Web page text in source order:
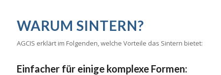
WARUM SINTERN?
AGCIS erklärt im Folgenden, welche Vorteile das Sintern bietet:
Einfacher für einige komplexe Formen: